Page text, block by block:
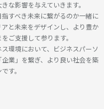
な影響を与えていきます。
すべき未来に繋がるのか一緒に
と未来をデザインし、より豊か
ご支援して参ります。
環境において、ビジネスパーソ
業」を繋ぎ、より良い社会を築
す。